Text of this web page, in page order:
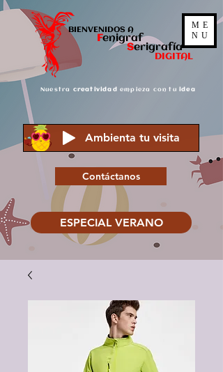
BIENVENIDOS A
Fenigraf
Serigrafía
DIGITAL
Nuestra creatividad empieza con tu idea
Ambienta tu visita
Contáctanos
ESPECIAL VERANO
ME
NU